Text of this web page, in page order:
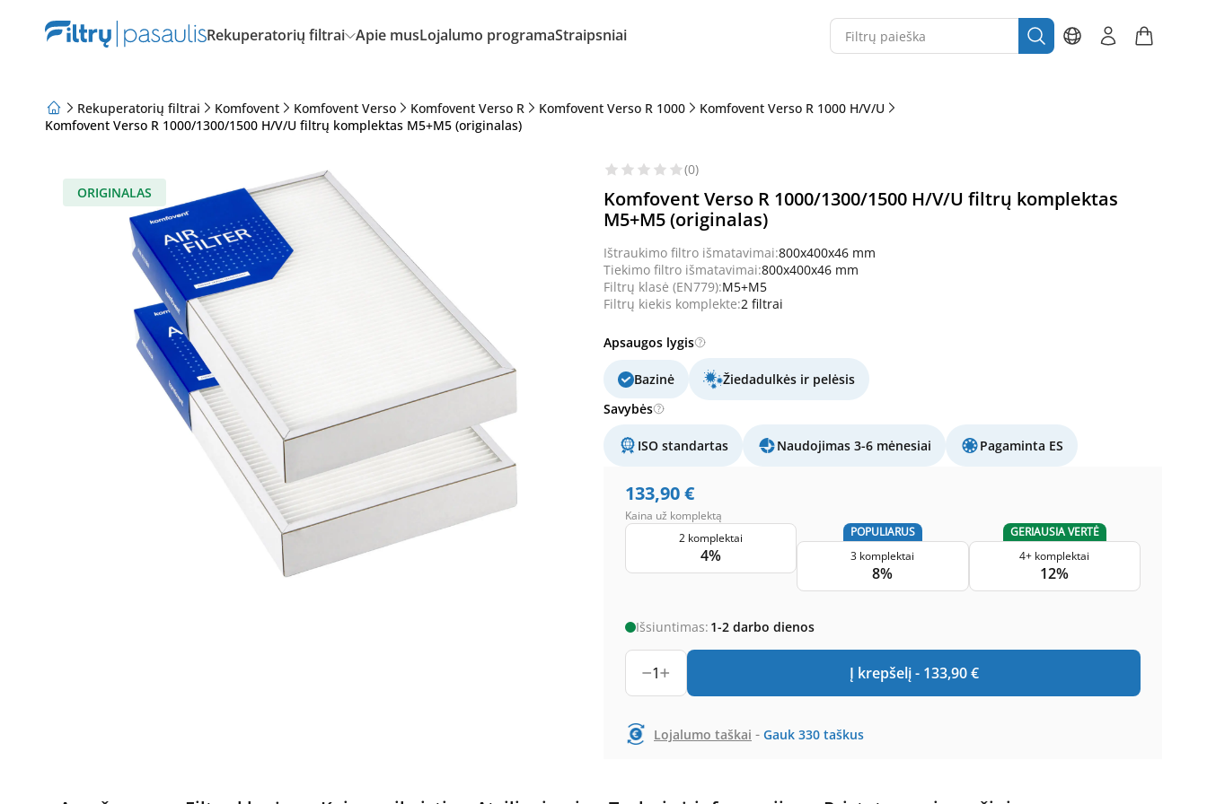
Rekuperatorių filtrai Apie musLojalumo programaStraipsniai
Apie mus
Rekuperatorių filtrai Komfovent Komfovent Verso Komfovent Verso R Komfovent Verso R 1000
Komfovent Verso R 1000 H/V/U
Komfovent Verso R 1000/1300/1500 H/V/U filtrų komplektas M5+M5 (originalas)
ORIGINALAS
(0)
Komfovent Verso R 1000/1300/1500 H/V/U filtrų komplektas
M5+M5 (originalas)
Ištraukimo filtro išmatavimai:800x400x46 mm
Tiekimo filtro išmatavimai:800x400x46 mm
Filtrų klasė (EN779):M5+M5
Filtrų kiekis komplekte:2 filtrai
Apsaugos lygis
Bazinė
Žiedadulkės ir pelėsis
Savybės
ISO standartas Naudojimas 3-6 mėnesiai Pagaminta ES
133,90€
Kaina už komplektą
2 komplektai
4%
POPULIARUS
3 komplektai
8%
GERIAUSIA VERTĖ
4+ komplektai
12%
Išsiuntimas: 1-2 darbo dienos
1 Į krepšelį - 133,90 €
Lojalumo taškai - Gauk 330 taškus